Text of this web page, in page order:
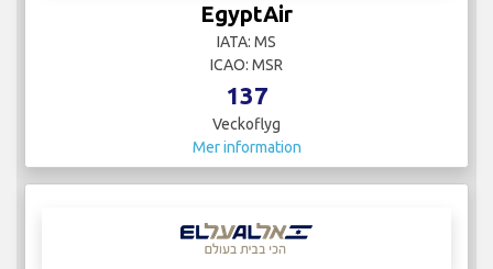
EgyptAir
IATA: MS
ICAO: MSR
137
Veckoflyg
Mer information